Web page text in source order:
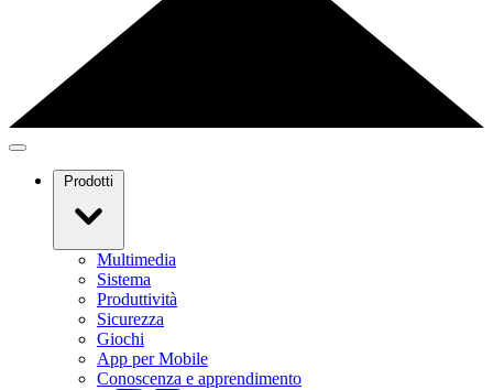
Prodotti
Multimedia
Sistema
Produttività
Sicurezza
Giochi
App per Mobile
Conoscenza e apprendimento